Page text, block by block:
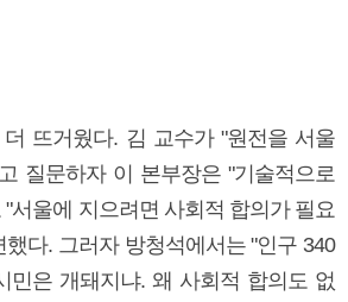
뜨거웠다. 김 교수가 "원전을 서울
질문하자 이 본부장은 "기술적으로
서울에 지으려면 사회적 합의가 필요
다. 그러자 방청석에서는 "인구 340
민은 개돼지냐. 왜 사회적 합의도 없